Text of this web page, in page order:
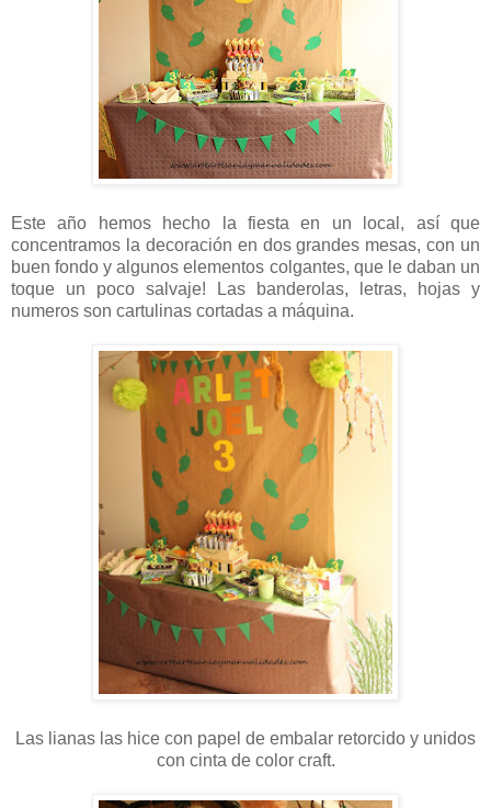
Este año hemos hecho la fiesta en un local, así que
concentramos la decoración en dos grandes mesas, con un
buen fondo y algunos elementos colgantes, que le daban un
toque un poco salvaje! Las banderolas, letras, hojas y
numeros son cartulinas cortadas a máquina.
Las lianas las hice con papel de embalar retorcido y unidos
con cinta de color craft.